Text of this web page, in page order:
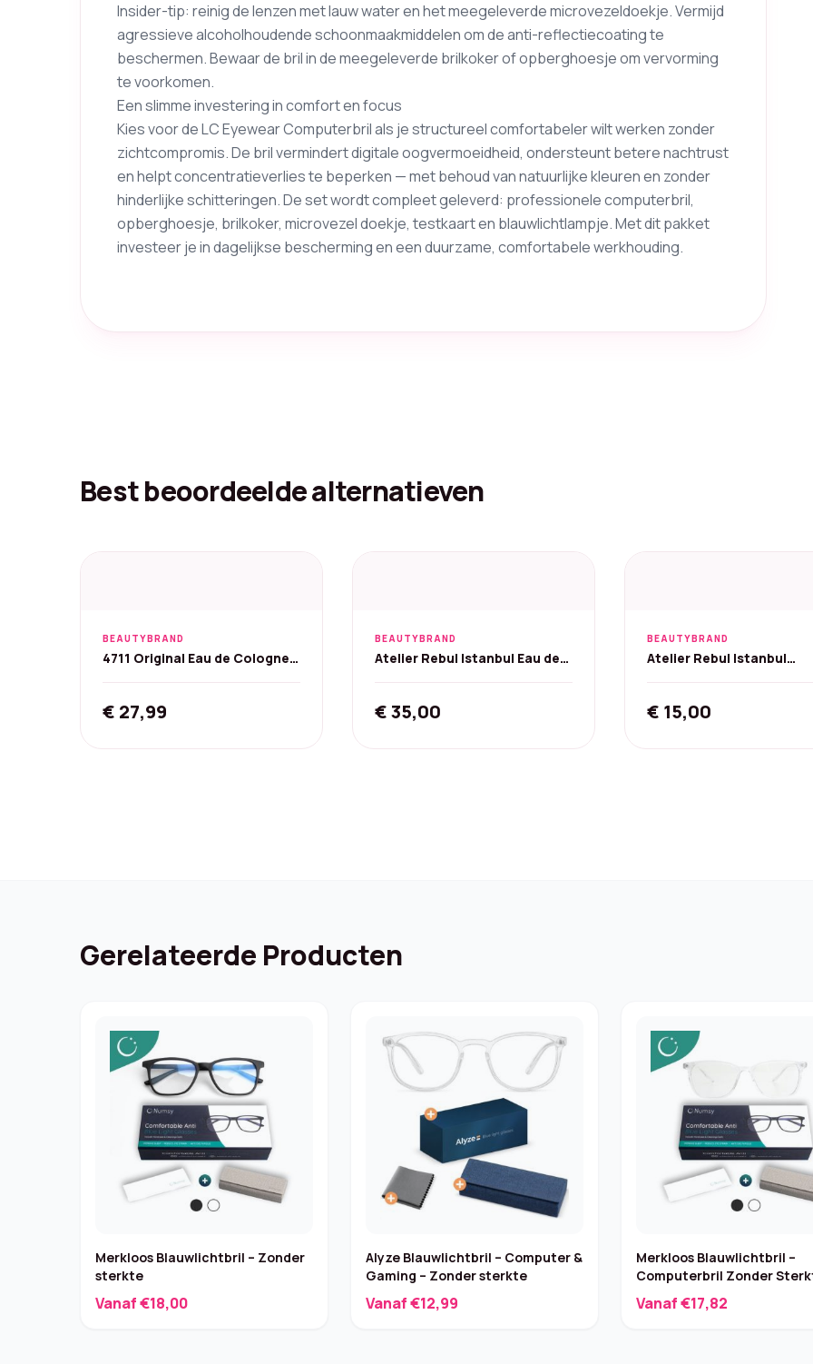
Insider-tip: reinig de lenzen met lauw water en het meegeleverde microvezeldoekje. Vermijd
agressieve alcoholhoudende schoonmaakmiddelen om de anti-reflectiecoating te
beschermen. Bewaar de bril in de meegeleverde brilkoker of opberghoesje om vervorming
te voorkomen.
Een slimme investering in comfort en focus
Kies voor de LC Eyewear Computerbril als je structureel comfortabeler wilt werken zonder
zichtcompromis. De bril vermindert digitale oogvermoeidheid, ondersteunt betere nachtrust
en helpt concentratieverlies te beperken — met behoud van natuurlijke kleuren en zonder
hinderlijke schitteringen. De set wordt compleet geleverd: professionele computerbril,
opberghoesje, brilkoker, microvezel doekje, testkaart en blauwlichtlampje. Met dit pakket
investeer je in dagelijkse bescherming en een duurzame, comfortabele werkhouding.
Best beoordeelde alternatieven
BEAUTYBRAND
4711 Original Eau de Cologne -
€ 27,99
BEAUTYBRAND
Atelier Rebul Istanbul Eau de
€35,00
BEAUTYBRAND
Atelier Rebul Istanbul
€ 15,00
Gerelateerde Producten
Merkloos Blauwlichtbril – Zonder
sterkte
Vanaf €18,00
Alyze Blauwlichtbril – Computer &
Gaming – Zonder sterkte
Vanaf €12,99
Merkloos Blauwlichtbril –
Computerbril Zonder
Vanaf €17,82